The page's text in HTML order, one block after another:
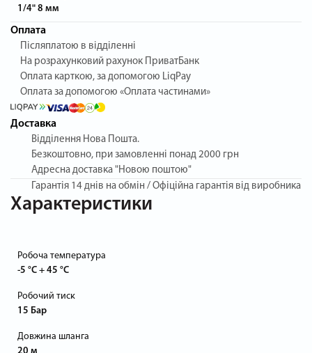
1/4" 8 мм
Оплата
Післяплатою в відділенні
На розрахунковий рахунок ПриватБанк
Оплата карткою, за допомогою LiqPay
Оплата за допомогою «Оплата частинами»
Доставка
Відділення Нова Пошта.
Безкоштовно, при замовленні понад 2000 грн
Адресна доставка "Новою поштою"
Гарантія 14 днів на обмін / Офіційна гарантія від виробника
Характеристики
Робоча температура
-5 °C + 45 °C
Робочий тиск
15 Бар
Довжина шланга